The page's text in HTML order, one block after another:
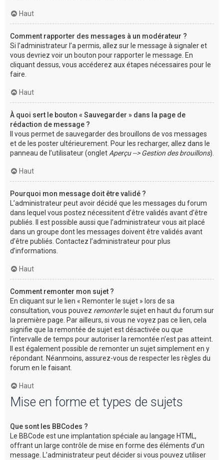
Haut
Comment rapporter des messages à un modérateur ?
Si l’administrateur l’a permis, allez sur le message à signaler et
vous devriez voir un bouton pour rapporter le message. En
cliquant dessus, vous accéderez aux étapes nécessaires pour le
faire.
Haut
À quoi sert le bouton « Sauvegarder » dans la page de
rédaction de message ?
Il vous permet de sauvegarder des brouillons de vos messages
et de les poster ultérieurement. Pour les recharger, allez dans le
panneau de l’utilisateur (onglet Aperçu --> Gestion des brouillons).
Haut
Pourquoi mon message doit être validé ?
L’administrateur peut avoir décidé que les messages du forum
dans lequel vous postez nécessitent d’être validés avant d’être
publiés. Il est possible aussi que l’administrateur vous ait placé
dans un groupe dont les messages doivent être validés avant
d’être publiés. Contactez l’administrateur pour plus
d’informations.
Haut
Comment remonter mon sujet ?
En cliquant sur le lien « Remonter le sujet » lors de sa
consultation, vous pouvez remonterle sujet en haut du forum sur
la première page. Par ailleurs, si vous ne voyez pas ce lien, cela
signifie que la remontée de sujet est désactivée ou que
l’intervalle de temps pour autoriser la remontée n’est pas atteint.
Il est également possible de remonter un sujet simplement en y
répondant. Néanmoins, assurez-vous de respecter les règles du
forum en le faisant.
Haut
Mise en forme et types de sujets
Que sont les BBCodes ?
Le BBCode est une implantation spéciale au langage HTML,
offrant un large contrôle de mise en forme des éléments d’un
message. L’administrateur peut décider si vous pouvez utiliser